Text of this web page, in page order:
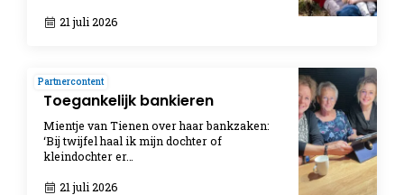
21 juli 2026
Toegankelijk bankieren
Mientje van Tienen over haar bankzaken:
‘Bij twijfel haal ik mijn dochter of
kleindochter er…
21 juli 2026
Partnercontent